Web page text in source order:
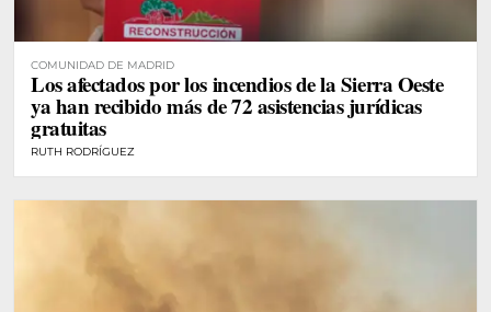
COMUNIDAD DE MADRID
Los afectados por los incendios de la Sierra Oeste
ya han recibido más de 72 asistencias jurídicas
gratuitas
RUTH RODRÍGUEZ